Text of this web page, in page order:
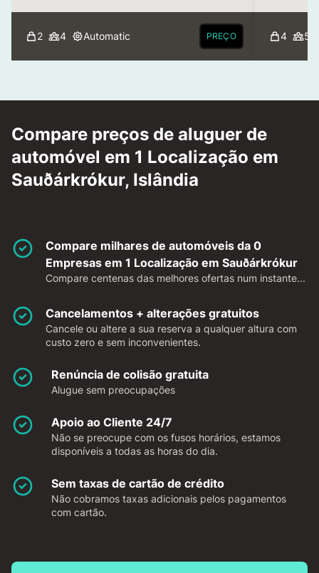
2 4 Automatic PREÇO 4 5
Compare preços de aluguer de
automóvel em 1 Localização em
Sauðárkrókur, Islândia
Compare milhares de automóveis da 0
Empresas em 1 Localização em Sauðárkrókur
Compare centenas das melhores ofertas num instante...
Cancelamentos + alterações gratuitos
Cancele ou altere a sua reserva a qualquer altura com
custo zero e sem inconvenientes.
Renúncia de colisão gratuita
Alugue sem preocupações
Apoio ao Cliente 24/7
Não se preocupe com os fusos horários, estamos
disponíveis a todas as horas do dia.
Sem taxas de cartão de crédito
Não cobramos taxas adicionais pelos pagamentos
com cartão.